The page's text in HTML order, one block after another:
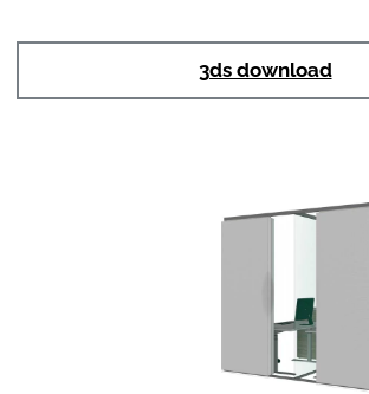
3ds download